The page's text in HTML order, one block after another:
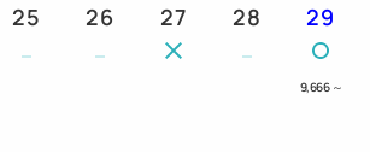
その都度料金が発生します。
れる場合は、再手続きが必要です。
間にご注意ください。
25 26 27 28 29
9,666 ～